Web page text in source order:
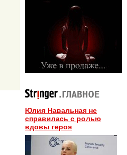
Юлия Навальная не
справилась с ролью
вдовы героя